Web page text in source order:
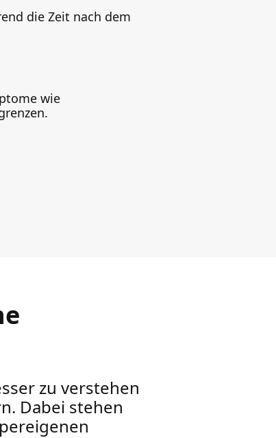
die Zeit nach dem
wie
zu verstehen
Dabei stehen